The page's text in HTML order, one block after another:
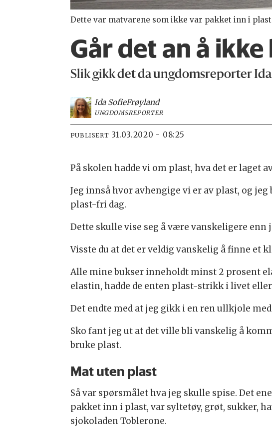
Dette var matvarene som ikke var pakket inn i
Går det an å
Slik gikk det da ungdomsreporter
Ida SofieFrøyland
UNGDOMSREPORTER
PUBLISERT 31.03.2020 - 08:25
På skolen hadde vi om plast, hva det er laget
Jeg innså hvor avhengige vi er av plast, og
plast-fri dag.
Dette skulle vise seg å være vanskeligere enn
Visste du at det er veldig vanskelig å finne et
Alle mine bukser inneholdt minst 2 prosent
elastin, hadde de enten plast-strikk i livet
Det endte med at jeg gikk i en ren ullkjole
Sko fant jeg ut at det ville bli vanskelig å
bruke plast.
Mat uten plast
Så var spørsmålet hva jeg skulle spise. Det
pakket inn i plast, var syltetøy, grøt, sukker,
sjokoladen Toblerone.